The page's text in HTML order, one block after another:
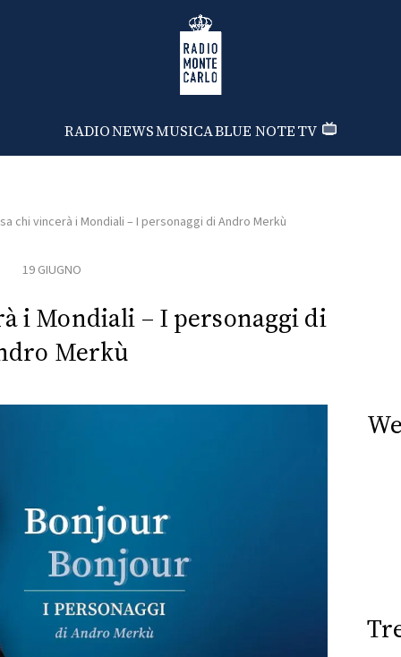
Radio Monte Carlo
RADIONEWSMUSICABLUE NOTETV
chi vincerà i Mondiali – I personaggi di Andro Merkù
19 GIUGNO
i Mondiali – I personaggi di
Merkù